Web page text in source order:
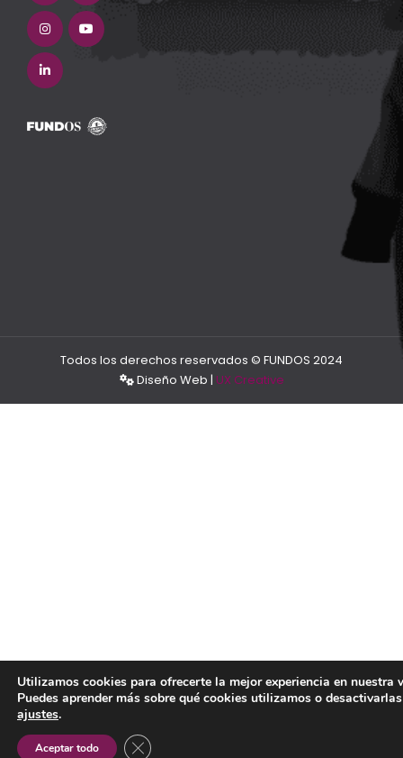
Todos los derechos reservados © FUNDOS 2024
Diseño Web | UX Creative
Utilizamos cookies para ofrecerte la mejor experiencia en nuestra
Puedes aprender más sobre qué cookies utilizamos o
ajustes.
Aceptar todo CERRAR EL BANNER DE COOKIES RGPD